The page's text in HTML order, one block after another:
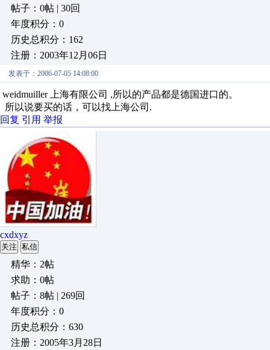
帖子：0帖 | 30回
年度积分：0
历史总积分：162
注册：2003年12月06日
发表于：2006-07-05 14:08:00
weidmuiller 上海有限公司 ,所以的产品都是德国进口的。
所以说要买的话，可以找上海公司.
回复 引用 举报
cxdxyz
关注 私信
精华：2帖
求助：0帖
帖子：8帖 | 269回
年度积分：0
历史总积分：630
注册：2005年3月28日